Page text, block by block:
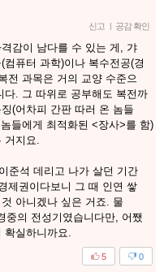
신고 | 공감 확인
감이 남다를 수 있는 게, 갸
퓨터 과학)이나 복수전공(경
전 과목은 거의 교양 수준으
다. 그 따위로 공부해도 복전까
(어차피 간판 따러 온 놈들
들에게 최적화된 <장사>를 함)
거지요.
준석 데리고 나가 살던 기간
제권이다보니 그 때 인연 쌓
아니겠나 싶은 거죠. 물
중의 전성기였습니다만, 어쨌
확실하니까요.
0
5